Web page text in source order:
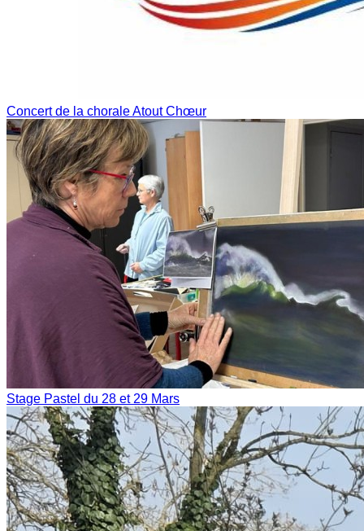
Concert de la chorale Atout Chœur
Stage Pastel du 28 et 29 Mars